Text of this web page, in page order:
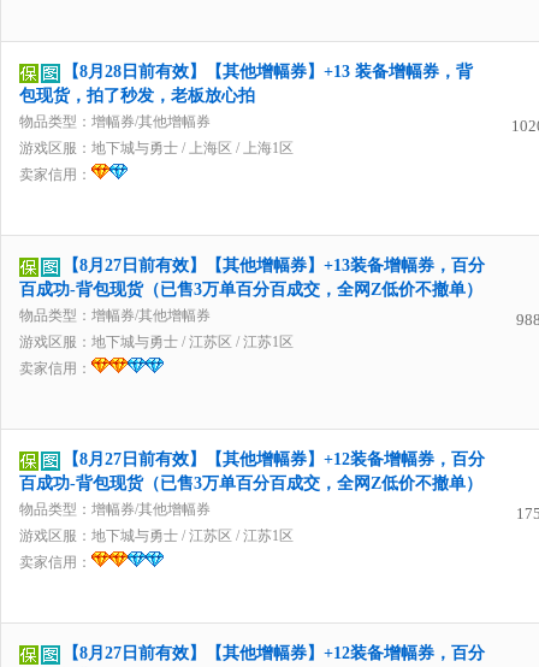
【8月28日前有效】【其他增幅券】+13 装备增幅券，背
包现货，拍了秒发，老板放心拍
物品类型：增幅券/其他增幅券
游戏区服： 地下城与勇士 / 上海区 / 上海1区
卖家信用：
【8月27日前有效】【其他增幅券】+13装备增幅券，百分
百成功-背包现货（已售3万单百分百成交，全网Z低价不撤单）
物品类型：增幅券/其他增幅券
游戏区服： 地下城与勇士 / 江苏区 / 江苏1区
卖家信用：
【8月27日前有效】【其他增幅券】+12装备增幅券，百分
百成功-背包现货（已售3万单百分百成交，全网Z低价不撤单）
物品类型：增幅券/其他增幅券
游戏区服： 地下城与勇士 / 江苏区 / 江苏1区
卖家信用：
【8月27日前有效】【其他增幅券】+12装备增幅券，百分